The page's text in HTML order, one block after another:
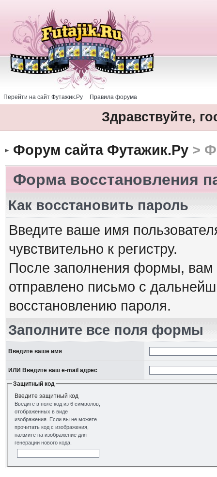
Перейти на сайт Футажик.Ру Правила форума
Здравствуйте,
Форум сайта Футажик.Ру>
Форма восстановления
Как восстановить пароль
Введите ваше имя
чувствительно к регистру.
После заполнения формы, вам
отправлено письмо с
восстановлению пароля.
Заполните все поля формы
Введите ваше имя
ИЛИ Введите ваш e-mail адрес
Защитный код
Введите защитный код
Введите в поле код из 6 символов,
отображенных в виде
изображения. Если вы не можете
прочитать код с изображения,
нажмите на изображение для
генерации нового кода.